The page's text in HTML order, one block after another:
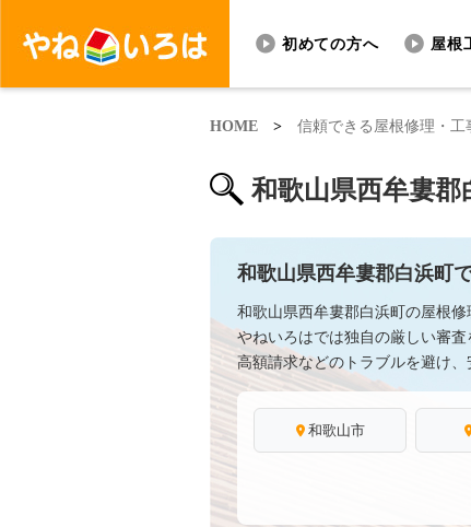
初めての方へ 屋根
HOME > 信頼できる屋根修理・工
和歌山県西牟婁
和歌山県西牟婁郡白浜町
和歌山県西牟婁郡白浜町の屋根
やねいろはでは独自の厳しい審査
高額請求などのトラブルを避け
和歌山市